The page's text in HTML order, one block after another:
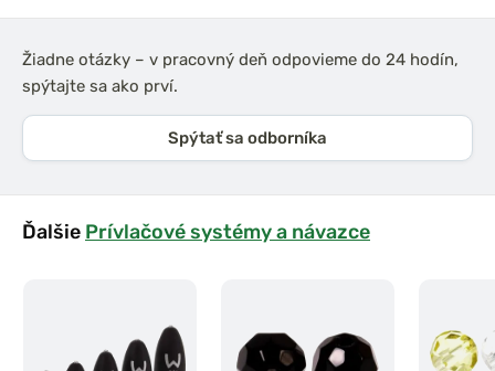
Žiadne otázky – v pracovný deň odpovieme do 24 hodín,
spýtajte sa ako prví.
Spýtať sa odborníka
Ďalšie Prívlačové systémy a návazce